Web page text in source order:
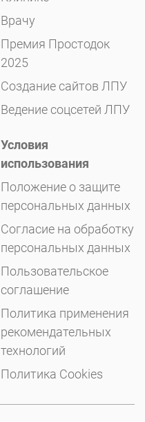
Врачу
Премия Простодок
2025
Создание сайтов ЛПУ
Ведение соцсетей ЛПУ
Условия
использования
Положение о защите
персональных данных
Согласие на обработку
персональных данных
Пользовательское
соглашение
Политика применения
рекомендательных
технологий
Политика Cookies